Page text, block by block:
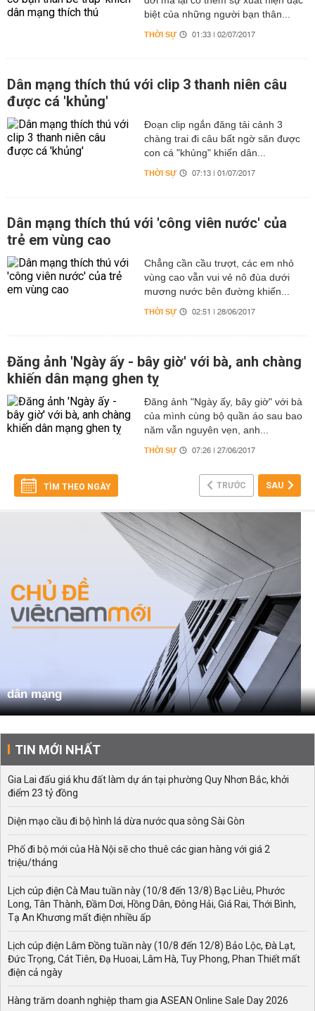
biệt của những người bạn thân...
THỜI SỰ 01:33 | 02/07/2017
Dân mạng thích thú với clip 3 thanh niên câu
được cá 'khủng'
Đoạn clip ngắn đăng tải cảnh 3
chàng trai đi câu bất ngờ săn được
con cá "khủng" khiến dân...
THỜI SỰ 07:13 | 01/07/2017
Dân mạng thích thú với 'công viên nước' của
trẻ em vùng cao
Chẳng cần cầu trượt, các em nhỏ
vùng cao vẫn vui vẻ nô đùa dưới
mương nước bên đường khiến...
THỜI SỰ 02:51 | 28/06/2017
Đăng ảnh 'Ngày ấy - bây giờ' với bà, anh chàng
khiến dân mạng ghen tỵ
Đăng ảnh "Ngày ấy, bây giờ" với bà
của mình cùng bộ quần áo sau bao
năm vẫn nguyên vẹn, anh...
THỜI SỰ 07:26 | 27/06/2017
TÌM THEO NGÀY TRƯỚC SAU
dân mạng
TIN MỚI NHẤT
Gia Lai đấu giá khu đất làm dự án tại phường Quy Nhơn Bắc, khởi
điểm 23 tỷ đồng
Diện mạo cầu đi bộ hình lá dừa nước qua sông Sài Gòn
Phố đi bộ mới của Hà Nội sẽ cho thuê các gian hàng với giá 2
triệu/tháng
Lịch cúp điện Cà Mau tuần này (10/8 đến 13/8) Bạc Liêu, Phước
Long, Tân Thành, Đầm Dơi, Hồng Dân, Đông Hải, Giá Rai, Thới Bình,
Tạ An Khương mất điện nhiều ấp
Lịch cúp điện Lâm Đồng tuần này (10/8 đến 12/8) Bảo Lộc, Đà Lạt,
Đức Trọng, Cát Tiên, Đạ Huoai, Lâm Hà, Tuy Phong, Phan Thiết mất
điện cả ngày
Hàng trăm doanh nghiệp tham gia ASEAN Online Sale Day 2026